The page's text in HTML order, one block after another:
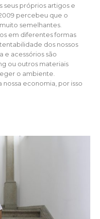
seus próprios artigos e
percebeu que o
semelhantes.
em diferentes formas
dos nossos
e acessórios são
ou outros materiais
o ambiente.
economia, por isso